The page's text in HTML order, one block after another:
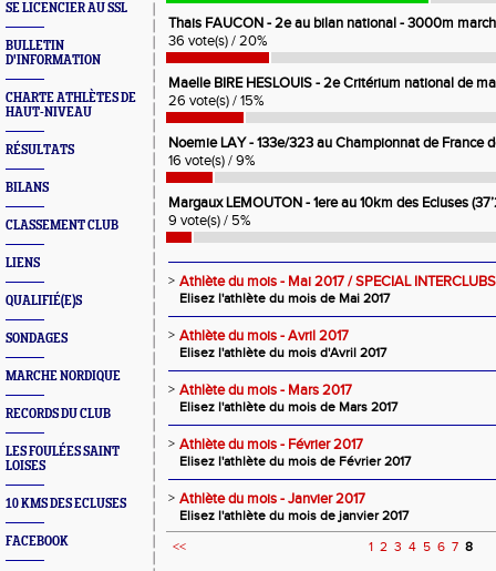
SE LICENCIER AU SSL
BULLETIN
D'INFORMATION
CHARTE ATHLÈTES DE
HAUT-NIVEAU
RÉSULTATS
BILANS
CLASSEMENT CLUB
LIENS
QUALIFIÉ(E)S
SONDAGES
MARCHE NORDIQUE
RECORDS DU CLUB
LES FOULÉES SAINT
LOISES
10 KMS DES ECLUSES
FACEBOOK
Thais FAUCON - 2e au bilan national - 3000m
36 vote(s) / 20%
Maelle BIRE HESLOUIS - 2e Critérium national de
26 vote(s) / 15%
Noemie LAY - 133e/323 au Championnat de France
16 vote(s) / 9%
Margaux LEMOUTON - 1ere au 10km des Ecluses
9 vote(s) / 5%
> Athlète du mois - Mai 2017 / SPECIAL INTERCLUBS
Elisez l'athlète du mois de Mai 2017
> Athlète du mois - Avril 2017
Elisez l'athlète du mois d'Avril 2017
> Athlète du mois - Mars 2017
Elisez l'athlète du mois de Mars 2017
> Athlète du mois - Février 2017
Elisez l'athlète du mois de Février 2017
> Athlète du mois - Janvier 2017
Elisez l'athlète du mois de janvier 2017
<<
1 2 3 4 5 6 7 8